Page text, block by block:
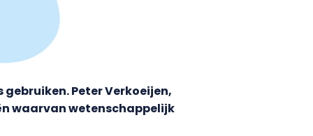
Peter Verkoeijen,
waarvan wetenschappelijk